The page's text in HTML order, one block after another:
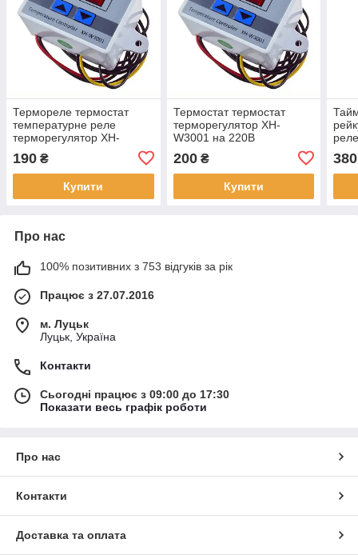
Термореле термостат
температурне реле
терморегулятор XH-
W3001 живлення на 24В
190 ₴
Купити
Термостат термостат
терморегулятор XH-
W3001 на 220В
200₴
Купити
380
Про нас
100% позитивних з 753 відгуків за рік
Працює з 27.07.2016
м. Луцьк
Луцьк, Україна
Контакти
Сьогодні працює з 09:00 до 17:30
Показати весь графік роботи
Про нас
Контакти
Доставка та оплата